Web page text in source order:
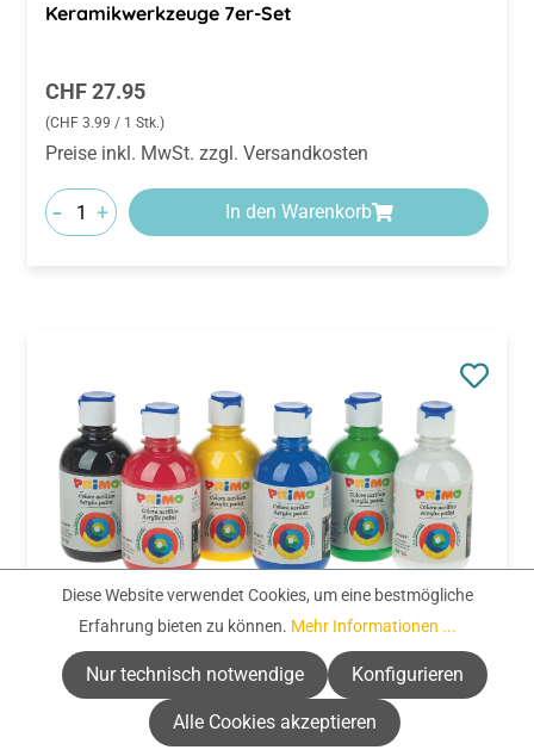
Keramikwerkzeuge 7er-Set
Regulärer Preis:
CHF 27.95
(CHF 3.99 / 1 Stk.)
Preise inkl. MwSt. zzgl. Versandkosten
- + In den Warenkorb
Artikelnummer: 656692
Primo Acrylfarben Set (6 x 300 ml)
Regulärer Preis:
Diese Website verwendet Cookies, um eine bestmögliche
Erfahrung bieten zu können. Mehr Informationen ...
Nur technisch notwendige Konfigurieren
Alle Cookies akzeptieren